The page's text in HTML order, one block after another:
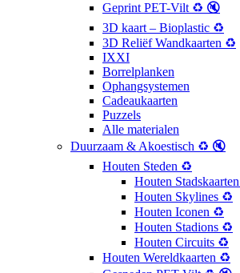
Geprint PET-Vilt ♻️ 🔇
3D kaart – Bioplastic ♻️
3D Reliëf Wandkaarten ♻️
IXXI
Borrelplanken
Ophangsystemen
Cadeaukaarten
Puzzels
Alle materialen
Duurzaam & Akoestisch ♻️ 🔇
Houten Steden ♻️
Houten
Houten Skylines ♻️
Houten Iconen ♻️
Houten Stadions ♻️
Houten Circuits ♻️
Houten Wereldkaarten ♻️